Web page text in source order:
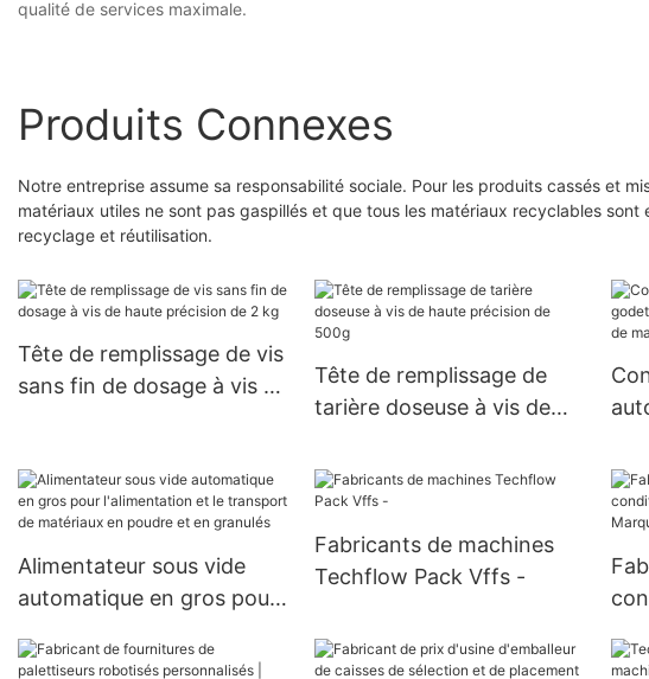
qualité de services maximale.
Produits Connexes
Notre entreprise assume sa responsabilité sociale. Pour les produits cassés et
matériaux utiles ne sont pas gaspillés et que tous les matériaux recyclables
recyclage et réutilisation.
Tête de remplissage de vis
sans fin de dosage à vis de
Tête de remplissage de
tarière doseuse à vis de
et
Alimentateur sous vide
automatique en gros pour
transport de matériaux en
Fabricants de machines
Techflow Pack Vffs -